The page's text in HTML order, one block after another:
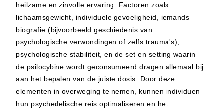
heilzame en zinvolle ervaring. Factoren zoals
lichaamsgewicht, individuele gevoeligheid, iemands
biografie (bijvoorbeeld geschiedenis van
psychologische verwondingen of zelfs trauma's),
psychologische stabiliteit, en de set en setting waarin
de psilocybine wordt geconsumeerd dragen allemaal bij
aan het bepalen van de juiste dosis. Door deze
elementen in overweging te nemen, kunnen individuen
hun psychedelische reis optimaliseren en het